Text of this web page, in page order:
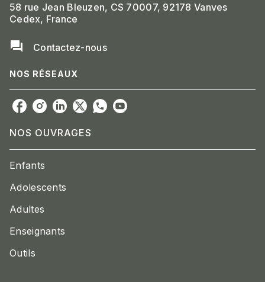
58 rue Jean Bleuzen, CS 70007, 92178 Vanves
Cedex, France
question_answer Contactez-nous
NOS RÉSEAUX
NOS OUVRAGES
Enfants
Adolescents
Adultes
Enseignants
Outils